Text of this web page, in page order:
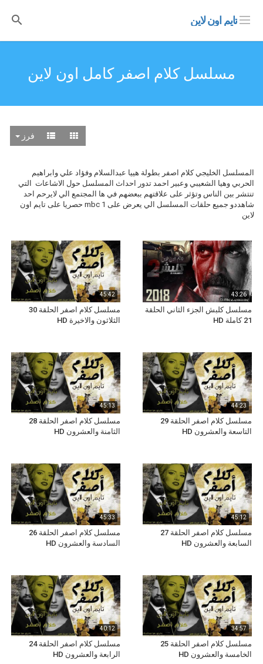
تايم اون لاين
مسلسل كلام اصفر كامل اون لاين
فرز
المسلسل الخليجي كلام اصفر بطولة هييا عبدالسلام وفؤاد علي وابراهيم
الحربي وهيا الشعيبي وعبير احمد تدور احداث المسلسل حول الاشاعات التي
تنتشر بين الناس وتؤثر على علاقتهم ببعضهم في ها المجتمع الي لايرحم احد
شاهددو جميع حلقات المسلسل الي يعرض على mbc 1 حصريا على تايم اون
لاين
43:26
مسلسل كلبش الجزء الثاني الحلقة
21 كاملة HD
45:42
مسلسل كلام اصفر الحلقة 30
الثلاثون والاخيرة HD
44:23
مسلسل كلام اصفر الحلقة 29
التاسعة والعشرون HD
45:13
مسلسل كلام اصفر الحلقة 28
الثامنة والعشرون HD
45:12
مسلسل كلام اصفر الحلقة 27
السابعة والعشرون HD
45:33
مسلسل كلام اصفر الحلقة 26
السادسة والعشرون HD
34:57
مسلسل كلام اصفر الحلقة 25
الخامسة والعشرون HD
40:12
مسلسل كلام اصفر الحلقة 24
الرابعة والعشرون HD